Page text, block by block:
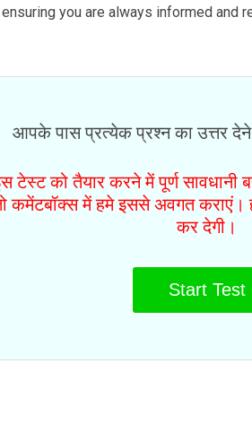
you are always informed and
आपके पास प्रत्येक प्रश्न का उत्तर
टेस्ट को तैयार करने में पूर्ण सावधानी
कमेंटबॉक्स में हमे इससे अवगत
कर देगी।
Start Test